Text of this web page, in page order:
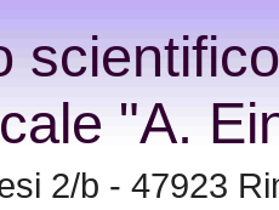
"A.
2/b - 47923